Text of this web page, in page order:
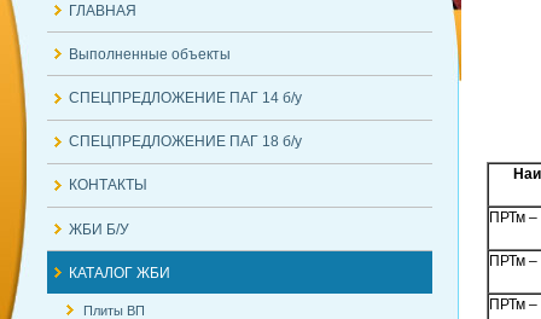
ГЛАВНАЯ
Выполненные объекты
СПЕЦПРЕДЛОЖЕНИЕ ПАГ 14 б/у
СПЕЦПРЕДЛОЖЕНИЕ ПАГ 18 б/у
КОНТАКТЫ
ЖБИ Б/У
КАТАЛОГ ЖБИ
Плиты ВП
ПРТм –
ПРТм –
ПРТм –